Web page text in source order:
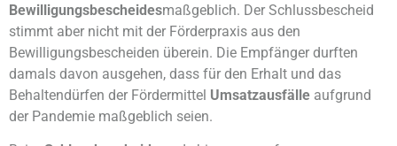
Bewilligungsbescheidesmaßgeblich. Der Schlussbescheid
stimmt aber nicht mit der Förderpraxis aus den
Bewilligungsbescheiden überein. Die Empfänger durften
damals davon ausgehen, dass für den Erhalt und das
Behaltendürfen der Fördermittel Umsatzausfälle aufgrund
der Pandemie maßgeblich seien.